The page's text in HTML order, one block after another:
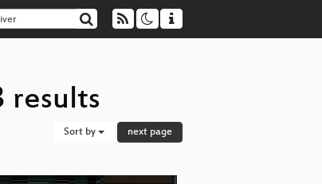
results
Sort by next page